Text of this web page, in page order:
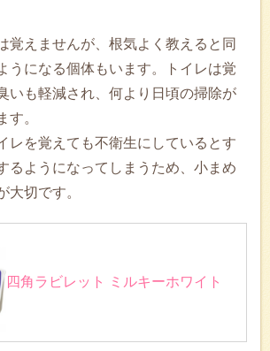
覚えませんが、根気よく教えると同
うになる個体もいます。トイレは覚
いも軽減され、何より日頃の掃除が
す。
レを覚えても不衛生にしているとす
るようになってしまうため、小まめ
大切です。
四角ラビレット ミルキーホワイト